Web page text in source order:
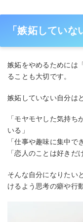
「嫉妬してい
嫉妬をやめるためには
ることも大切です。
嫉妬していない自分は
「モヤモヤした気持
いる」
「仕事や趣味に集中で
「恋人のことは好きだ
そんな自分になりたい
けるよう思考の癖や行